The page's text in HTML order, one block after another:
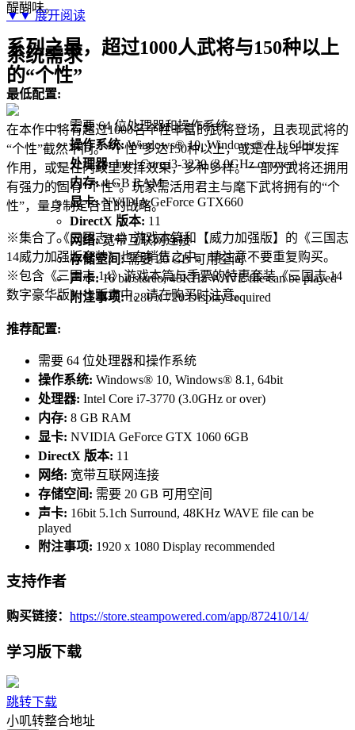
醍醐味。
系列之最，超过1000人武将与150种以上
的“个性”
在本作中将有超过1000名个性丰富的武将登场，且表现武将的
“个性”截然不同。“个性”多达150种以上，或是在战斗中发挥
作用，或是在内政里发挥效果，多种多样。一部分武将还拥用
有强力的固有“个性”。玩家需活用君主与麾下武将拥有的“个
性”，量身制定合宜的战略。
※集合了《三国志14》游戏本篇和【威力加强版】的《三国志
14威力加强版套装》也在销售之中。请注意不要重复购买。
※包含《三国志 14》游戏本篇与季票的特惠套装《三国志 14
数字豪华版》也贩卖中。请在购买时注意。
▼▼展开阅读
系统需求
最低配置:
需要 64 位处理器和操作系统
操作系统:Windows® 10, Windows® 8.1, 64bit
处理器:Intel Core i3-3220 (3.0GHz or over)
内存:4 GB RAM
显卡:NVIDIA GeForce GTX660
DirectX 版本: 11
网络:宽带互联网连接
存储空间:需要 20 GB 可用空间
声卡:16 bit stereo, 48KHz WAVE file can be played
附注事项:1280 x 720 Display required
推荐配置:
需要 64 位处理器和操作系统
操作系统: Windows® 10, Windows® 8.1, 64bit
处理器: Intel Core i7-3770 (3.0GHz or over)
内存: 8 GB RAM
显卡: NVIDIA GeForce GTX 1060 6GB
DirectX 版本: 11
网络: 宽带互联网连接
存储空间: 需要 20 GB 可用空间
声卡: 16bit 5.1ch Surround, 48KHz WAVE file can be
played
附注事项: 1920 x 1080 Display recommended
支持作者
购买链接： https://store.steampowered.com/app/872410/14/
学习版下载
跳转下载
小叽转整合地址